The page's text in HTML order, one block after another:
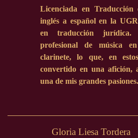
Licenciada en
inglés a español en la
en traducción
profesional de música
clarinete, lo que, en
convertido en una afición,
una de mis grandes pasiones.
Gloria Liesa Tordera